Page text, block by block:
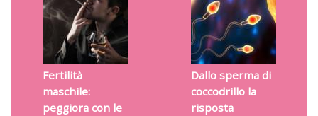
Fertilità
maschile:
peggiora con le
Dallo sperma di
coccodrillo la
risposta